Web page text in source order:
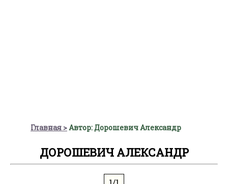
Главная Автор: Дорошевич Александр
ДОРОШЕВИЧ АЛЕКСАНДР